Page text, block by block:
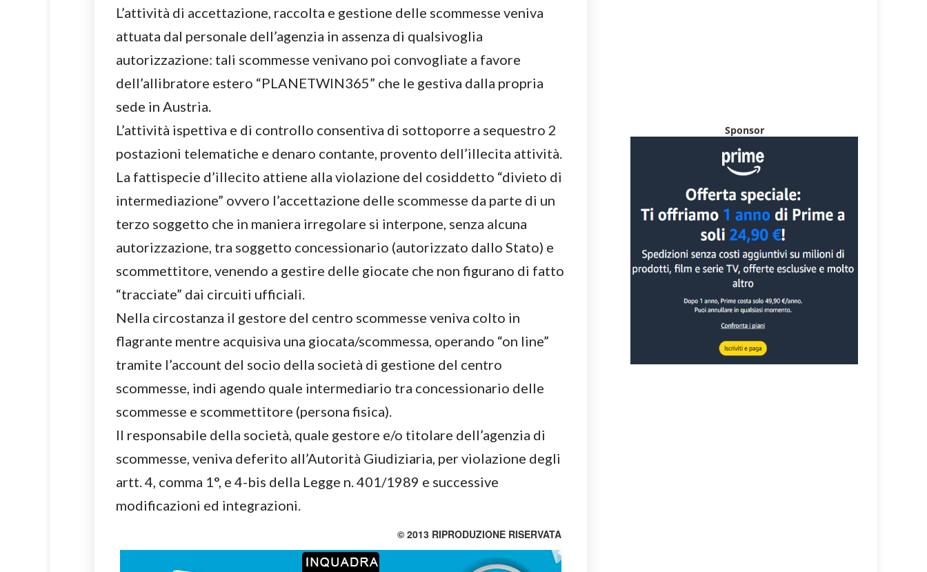
L’attività di accettazione, raccolta e gestione delle scommesse veniva
attuata dal personale dell’agenzia in assenza di qualsivoglia
autorizzazione: tali scommesse venivano poi convogliate a favore
dell’allibratore estero “PLANETWIN365” che le gestiva dalla propria
sede in Austria.
L’attività ispettiva e di controllo consentiva di sottoporre a sequestro 2
postazioni telematiche e denaro contante, provento dell’illecita attività.
La fattispecie d’illecito attiene alla violazione del cosiddetto “divieto di
intermediazione” ovvero l’accettazione delle scommesse da parte di un
terzo soggetto che in maniera irregolare si interpone, senza alcuna
autorizzazione, tra soggetto concessionario (autorizzato dallo Stato) e
scommettitore, venendo a gestire delle giocate che non figurano di fatto
“tracciate” dai circuiti ufficiali.
Nella circostanza il gestore del centro scommesse veniva colto in
flagrante mentre acquisiva una giocata/scommessa, operando “on line”
tramite l’account del socio della società di gestione del centro
scommesse, indi agendo quale intermediario tra concessionario delle
scommesse e scommettitore (persona fisica).
Il responsabile della società, quale gestore e/o titolare dell’agenzia di
scommesse, veniva deferito all’Autorità Giudiziaria, per violazione degli
artt. 4, comma 1°, e 4-bis della Legge n. 401/1989 e successive
modificazioni ed integrazioni.
© 2013 RIPRODUZIONE RISERVATA
Sponsor